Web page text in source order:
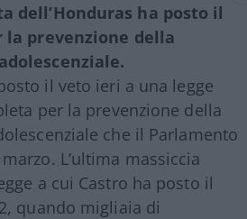
dell’Honduras ha posto il
la prevenzione della
il veto ieri a una legge
per la prevenzione della
che il Parlamento
L’ultima massiccia
a cui Castro ha posto il
quando migliaia di